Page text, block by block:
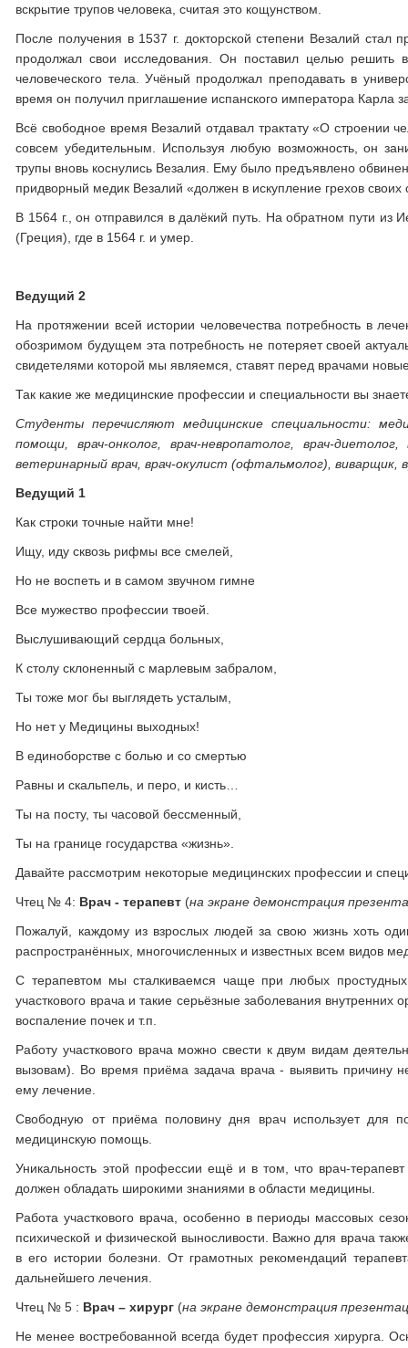
вскрытие трупов человека, считая это кощунством.
После получения в 1537 г. докторской степени Везалий
продолжал свои исследования. Он поставил целью
человеческого тела. Учёный продолжал преподавать в
время он получил приглашение испанского императора Карла
Всё свободное время Везалий отдавал трактату «О строении
совсем убедительным. Используя любую возможность, он
трупы вновь коснулись Везалия. Ему было предъявлено
придворный медик Везалий «должен в искупление грехов
В 1564 г., он отправился в далёкий путь. На обратном пути
(Греция), где в 1564 г. и умер.
Ведущий 2
На протяжении всей истории человечества потребность в
обозримом будущем эта потребность не потеряет своей
свидетелями которой мы являемся, ставят перед врачами
Так какие же медицинские профессии и специальности вы
Студенты перечисляют медицинские специальности:
помощи, врач-онколог, врач-невропатолог, врач-
ветеринарный врач, врач-окулист (офтальмолог), виварщик,
Ведущий 1
Как строки точные найти мне!
Ищу, иду сквозь рифмы все смелей,
Но не воспеть и в самом звучном гимне
Все мужество профессии твоей.
Выслушивающий сердца больных,
К столу склоненный с марлевым забралом,
Ты тоже мог бы выглядеть усталым,
Но нет у Медицины выходных!
В единоборстве с болью и со смертью
Равны и скальпель, и перо, и кисть…
Ты на посту, ты часовой бессменный,
Ты на границе государства «жизнь».
Давайте рассмотрим некоторые медицинских профессии и
Чтец № 4: Врач - терапевт (на экране демонстрация
Пожалуй, каждому из взрослых людей за свою жизнь хоть
распространённых, многочисленных и известных всем видов
С терапевтом мы сталкиваемся чаще при любых
участкового врача и такие серьёзные заболевания внутренних
воспаление почек и т.п.
Работу участкового врача можно свести к двум видам
вызовам). Во время приёма задача врача - выявить причину
ему лечение.
Свободную от приёма половину дня врач использует для
медицинскую помощь.
Уникальность этой профессии ещё и в том, что врач-
должен обладать широкими знаниями в области медицины.
Работа участкового врача, особенно в периоды массовых
психической и физической выносливости. Важно для врача
в его истории болезни. От грамотных рекомендаций
дальнейшего лечения.
Чтец № 5 : Врач – хирург (на экране демонстрация
Не менее востребованной всегда будет профессия хирурга.